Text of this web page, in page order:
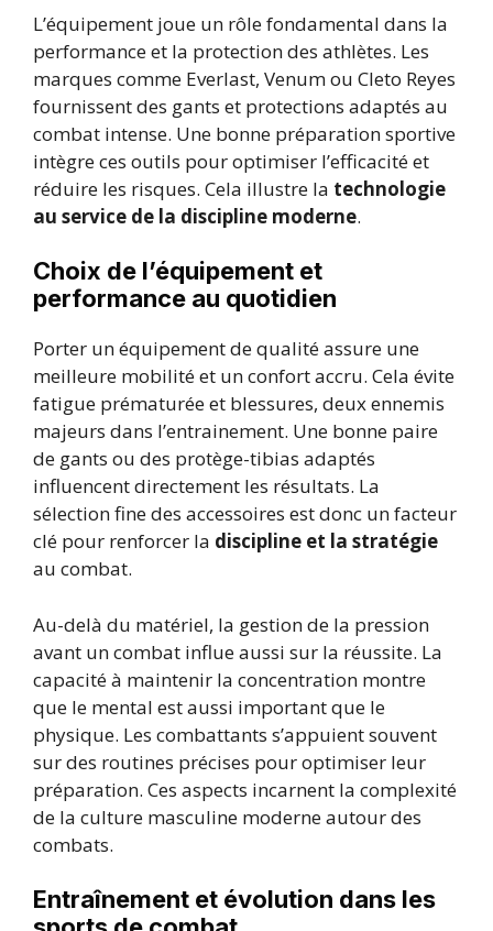
L’équipement joue un rôle fondamental dans la
performance et la protection des athlètes. Les
marques comme Everlast, Venum ou Cleto Reyes
fournissent des gants et protections adaptés au
combat intense. Une bonne préparation sportive
intègre ces outils pour optimiser l’efficacité et
réduire les risques. Cela illustre la technologie
au service de la discipline moderne.
Choix de l’équipement et
performance au quotidien
Porter un équipement de qualité assure une
meilleure mobilité et un confort accru. Cela évite
fatigue prématurée et blessures, deux ennemis
majeurs dans l’entrainement. Une bonne paire
de gants ou des protège-tibias adaptés
influencent directement les résultats. La
sélection fine des accessoires est donc un facteur
clé pour renforcer la discipline et la stratégie
au combat.
Au-delà du matériel, la gestion de la pression
avant un combat influe aussi sur la réussite. La
capacité à maintenir la concentration montre
que le mental est aussi important que le
physique. Les combattants s’appuient souvent
sur des routines précises pour optimiser leur
préparation. Ces aspects incarnent la complexité
de la culture masculine moderne autour des
combats.
Entraînement et évolution dans les